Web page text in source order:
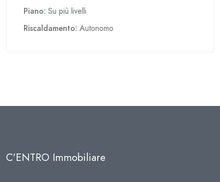
Piano: Su più livelli
Riscaldamento: Autonomo
C'ENTRO Immobiliare